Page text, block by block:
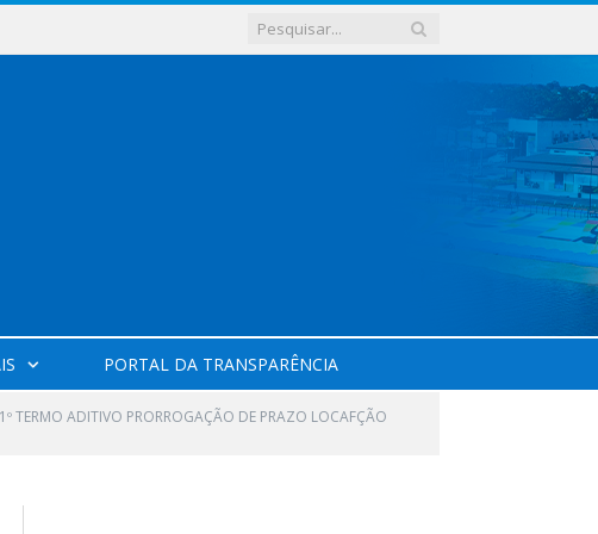
PORTAL DA TRANSPARÊNCIA
TERMO ADITIVO PRORROGAÇÃO DE PRAZO LOCAFÇÃO